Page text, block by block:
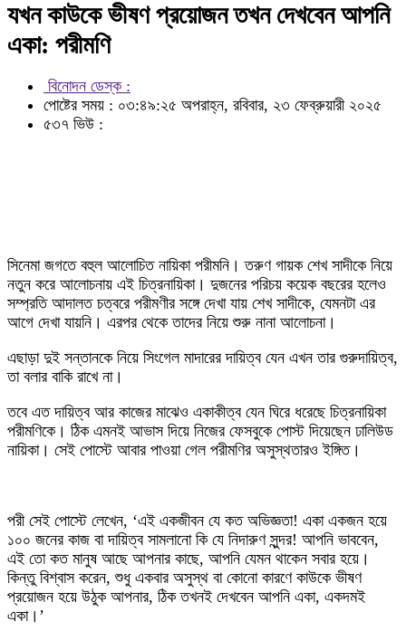
যখন কাউকে ভীষণ প্রয়োজন তখন দেখবেন আপনি
একা: পরীমণি
বিনোদন ডেস্ক :
পোষ্টের সময় : ০৩:৪৯:২৫ অপরাহ্ন, রবিবার, ২৩ ফেব্রুয়ারী ২০২৫
৫৩৭ ভিউ :
সিনেমা জগতে বহুল আলোচিত নায়িকা পরীমনি। তরুণ গায়ক শেখ সাদীকে নিয়ে
নতুন করে আলোচনায় এই চিত্রনায়িকা। দুজনের পরিচয় কয়েক বছরের হলেও
সম্প্রতি আদালত চত্বরে পরীমণীর সঙ্গে দেখা যায় শেখ সাদীকে, যেমনটা এর
আগে দেখা যায়নি। এরপর থেকে তাদের নিয়ে শুরু নানা আলোচনা।
এছাড়া দুই সন্তানকে নিয়ে সিংগেল মাদারের দায়িত্ব যেন এখন তার গুরুদায়িত্ব,
তা বলার বাকি রাখে না।
তবে এত দায়িত্ব আর কাজের মাঝেও একাকীত্ব যেন ঘিরে ধরেছে চিত্রনায়িকা
পরীমণিকে। ঠিক এমনই আভাস দিয়ে নিজের ফেসবুকে পোস্ট দিয়েছেন ঢালিউড
নায়িকা। সেই পোস্টে আবার পাওয়া গেল পরীমণির অসুস্থতারও ইঙ্গিত।
পরী সেই পোস্টে লেখেন, ‘এই একজীবন যে কত অভিজ্ঞতা! একা একজন হয়ে
১০০ জনের কাজ বা দায়িত্ব সামলানো কি যে নিদারুণ সুন্দর! আপনি ভাববেন,
এই তো কত মানুষ আছে আপনার কাছে, আপনি যেমন থাকেন সবার হয়ে।
কিন্তু বিশ্বাস করেন, শুধু একবার অসুস্থ বা কোনো কারণে কাউকে ভীষণ
প্রয়োজন হয়ে উঠুক আপনার, ঠিক তখনই দেখবেন আপনি একা, একদমই
একা।’